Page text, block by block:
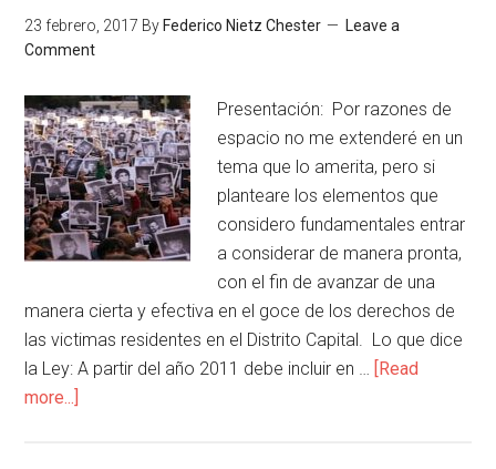
23 febrero, 2017 By Federico Nietz Chester
Leave a
Comment
Presentación: Por razones de
espacio no me extenderé en un
tema que lo amerita, pero si
planteare los elementos que
considero fundamentales entrar
a considerar de manera pronta,
con el fin de avanzar de una
manera cierta y efectiva en el goce de los derechos de
las victimas residentes en el Distrito Capital. Lo que dice
la Ley: A partir del año 2011 debe incluir en … [Read
more...]